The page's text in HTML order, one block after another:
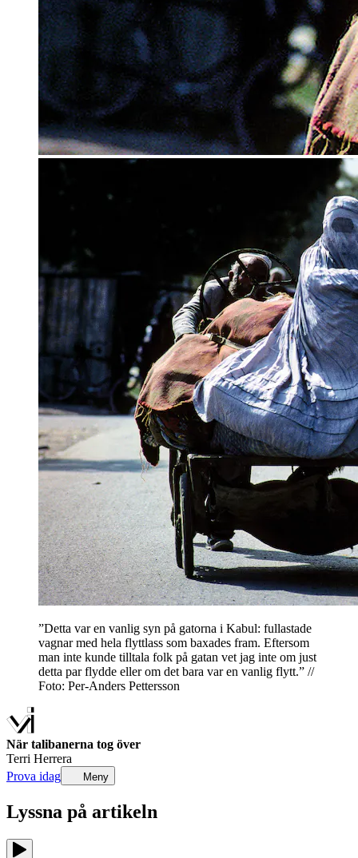
”Detta var en vanlig syn på gatorna i Kabul: fullastade
vagnar med hela flyttlass som baxades fram. Eftersom
man inte kunde tilltala folk på gatan vet jag inte om just
detta par flydde eller om det bara var en vanlig flytt.” //
Foto: Per-Anders Pettersson
När talibanerna tog över
Terri Herrera
Prova idag
Meny
Lyssna på artikeln